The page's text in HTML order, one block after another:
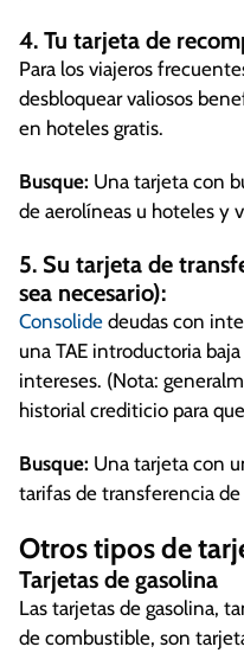
4. Tu tarjeta de
Para los viajeros
desbloquear valiosos
en hoteles gratis.
Busque: Una tarjeta con
de aerolíneas u hoteles y
5. Su tarjeta de
sea necesario):
Consolide deudas con
una TAE introductoria
intereses. (Nota:
historial crediticio para
Busque: Una tarjeta con
tarifas de transferencia de
Otros tipos de
Tarjetas de gasolina
Las tarjetas de gasolina,
de combustible, son